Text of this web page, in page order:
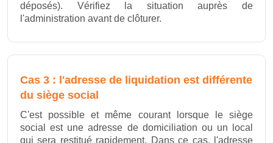
déposés). Vérifiez la situation auprès de
l'administration avant de clôturer.
Cas 3 : l'adresse de liquidation est différente
du siège social
C'est possible et même courant lorsque le siège
social est une adresse de domiciliation ou un local
qui sera restitué rapidement. Dans ce cas, l'adresse